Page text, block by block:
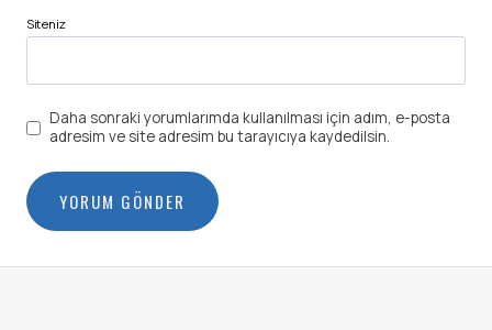
Siteniz
Daha sonraki yorumlarımda kullanılması için adım, e-posta
adresim ve site adresim bu tarayıcıya kaydedilsin.